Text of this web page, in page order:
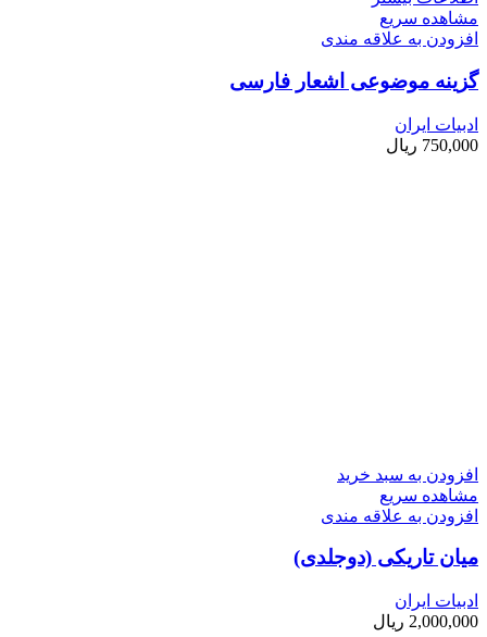
مشاهده سریع
افزودن به علاقه مندی
گزینه موضوعی اشعار فارسی
ادبیات ایران
750,000 ریال
افزودن به سبد خرید
مشاهده سریع
افزودن به علاقه مندی
میان تاریکی (دوجلدی)
ادبیات ایران
2,000,000 ریال